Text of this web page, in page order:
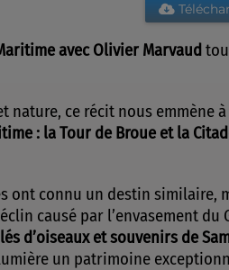
avec Olivier Marvaud
nature, ce récit nous emmène
: la Tour de Broue et la
ont connu un destin similaire,
causé par l’envasement du
d’oiseaux et souvenirs de
un patrimoine